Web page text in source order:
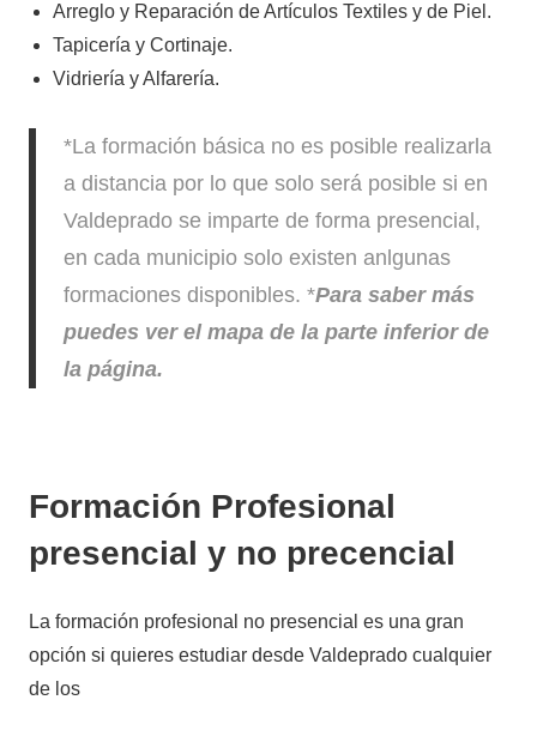
Arreglo y Reparación de Artículos Textiles y de Piel.
Tapicería y Cortinaje.
Vidriería y Alfarería.
*La formación básica no es posible realizarla
a distancia por lo que solo será posible si en
Valdeprado se imparte de forma presencial,
en cada municipio solo existen anlgunas
formaciones disponibles. *Para saber más
puedes ver el mapa de la parte inferior de
la página.
Formación Profesional
presencial y no precencial
La formación profesional no presencial es una gran
opción si quieres estudiar desde Valdeprado cualquier
de los